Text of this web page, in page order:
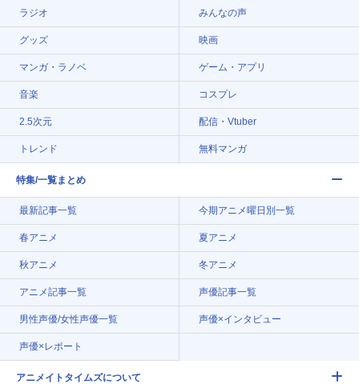
ラジオ みんなの声
グッズ 映画
マンガ・ラノベ ゲーム・アプリ
音楽 コスプレ
2.5次元 配信・Vtuber
トレンド 無料マンガ
特集/一覧まとめ
最新記事一覧 今期アニメ曜日別一覧
春アニメ 夏アニメ
秋アニメ 冬アニメ
アニメ記事一覧 声優記事一覧
男性声優/女性声優一覧 声優×インタビュー
声優×レポート
アニメイトタイムズについて